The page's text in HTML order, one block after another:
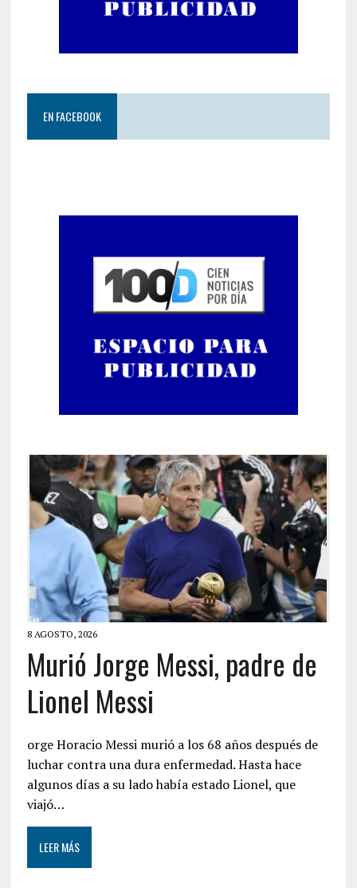
EN FACEBOOK
8 AGOSTO, 2026
Murió Jorge Messi, padre de
Lionel Messi
orge Horacio Messi murió a los 68 años después de
luchar contra una dura enfermedad. Hasta hace
algunos días a su lado había estado Lionel, que
viajó…
LEER MÁS